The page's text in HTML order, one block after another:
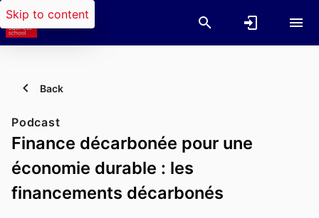
Skip to content
Back
Podcast
Finance décarbonée pour une
économie durable : les
financements décarbonés